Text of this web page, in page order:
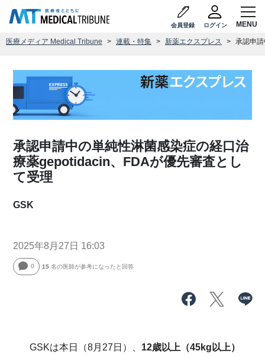
会員登録 ログイン
医療メディア Medical Tribune 連載・特集 新薬エクスプレス 承認申
承認申請中の単純性淋菌感染症の経口治
療薬gepotidacin、FDAが優先審査とし
て受理
GSK
2025年8月27日 16:03
0 15 名の医師が参考になったと回答
GSKは本日（8月27日）、 12歳以上（45kg以上）